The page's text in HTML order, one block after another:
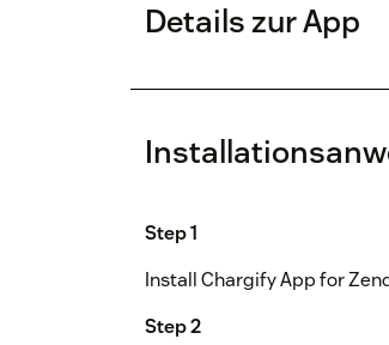
Details zur App
Step 1
Install Chargify App for
Step 2